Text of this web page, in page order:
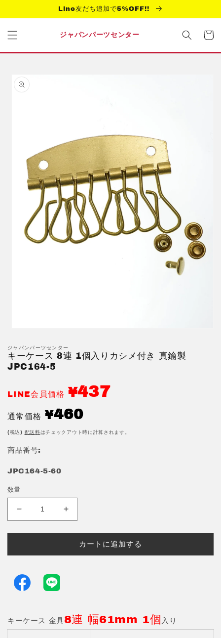
進む
Line友だち追加で5%OFF!!
ジャパンパーツセンター
ー
報にス
キップ
ダ
ル
で
ィ
(1)
を
開
ジャパンパーツセンター
キーケース 8連 1個入りカシメ付き 真鍮製
JPC164-5
LINE会員価格 ¥437
通常価格
通
常
価
¥460
(税込) 配送料はチェックアウト時に計算されます。
商品番号:
JPC164-5-60
数量
8
連
入
り
キ
入
り
カートに追加する
キーケース 金具8連 幅61mm 1個 入り